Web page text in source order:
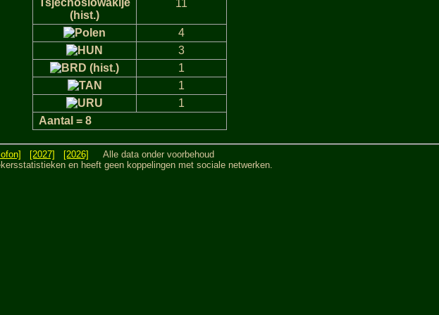
11
4
3
1
1
1
Aantal = 8
[2027] [2026]
Alle data onder voorbehoud
en heeft geen koppelingen met sociale netwerken.